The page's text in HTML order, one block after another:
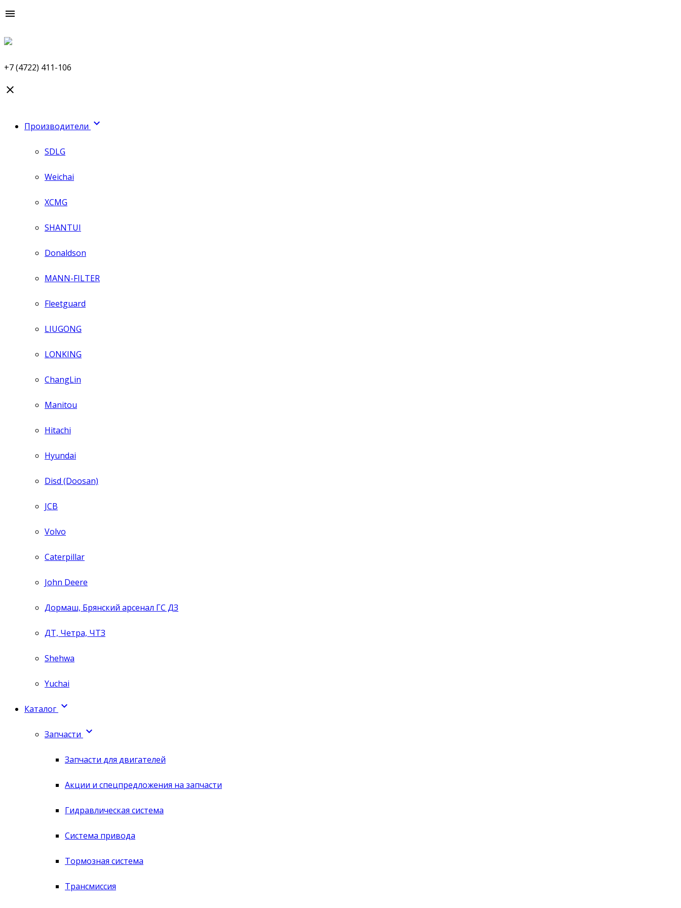

+7 (4722) 411-106

Производители 
SDLG
Weichai
XCMG
SHANTUI
Donaldson
MANN-FILTER
Fleetguard
LIUGONG
LONKING
ChangLin
Manitou
Hitachi
Hyundai
Disd (Doosan)
JCB
Volvo
Caterpillar
John Deere
Дормаш, Брянский арсенал ГС ДЗ
ДТ, Четра, ЧТЗ
Shehwa
Yuchai
Каталог 
Запчасти 
Запчасти для двигателей
Акции и спецпредложения на запчасти
Гидравлическая система
Система привода
Тормозная система
Трансмиссия